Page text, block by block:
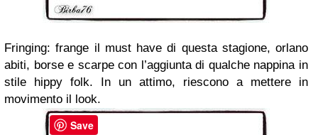
Fringing: frange il must have di questa stagione, orlano
abiti, borse e scarpe con l’aggiunta di qualche nappina in
stile hippy folk. In un attimo, riescono a mettere in
movimento il look.
Save